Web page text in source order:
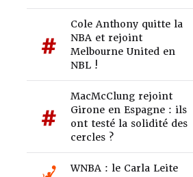
Cole Anthony quitte la
NBA et rejoint
Melbourne United en
NBL !
MacMcClung rejoint
Girone en Espagne : ils
ont testé la solidité des
cercles ?
WNBA : le Carla Leite